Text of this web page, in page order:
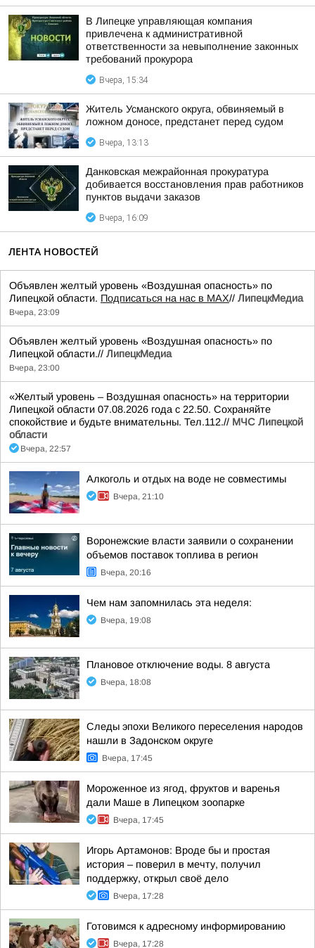
В Липецке управляющая компания
привлечена к административной
ответственности за невыполнение законных
требований прокурора
Вчера, 15:34
Житель Усманского округа, обвиняемый в
ложном доносе, предстанет перед судом
Вчера, 13:13
Данковская межрайонная прокуратура
добивается восстановления прав работников
пунктов выдачи заказов
Вчера, 16:09
ЛЕНТА НОВОСТЕЙ
Объявлен желтый уровень «Воздушная опасность» по
Липецкой области. Подписаться на нас в МАХ// ЛипецкМедиа
Вчера, 23:09
Объявлен желтый уровень «Воздушная опасность» по
Липецкой области.// ЛипецкМедиа
Вчера, 23:00
«Желтый уровень – Воздушная опасность» на территории
Липецкой области 07.08.2026 года с 22.50. Сохраняйте
спокойствие и будьте внимательны. Тел.112.// МЧС Липецкой
области
Вчера, 22:57
Алкоголь и отдых на воде не совместимы
Вчера, 21:10
Воронежские власти заявили о сохранении
объемов поставок топлива в регион
Вчера, 20:16
Чем нам запомнилась эта неделя:
Вчера, 19:08
Плановое отключение воды. 8 августа
Вчера, 18:08
Следы эпохи Великого переселения народов
нашли в Задонском округе
Вчера, 17:45
Мороженное из ягод, фруктов и варенья
дали Маше в Липецком зоопарке
Вчера, 17:45
Игорь Артамонов: Вроде бы и простая
история – поверил в мечту, получил
поддержку, открыл своё дело
Вчера, 17:28
Готовимся к адресному информированию
Вчера, 17:28